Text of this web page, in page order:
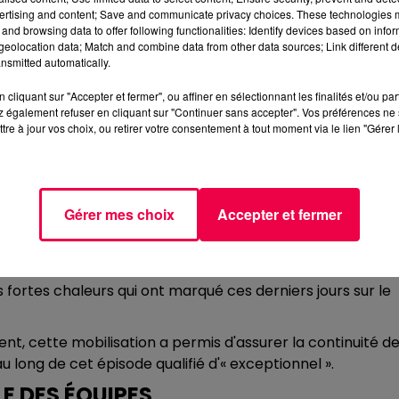
territoire de l'Ouest vosgien. L'établissement a
mis en place pendant l'épisode de canicule qui a
À LA CHALEUR
aux établissements de santé de réorganiser
face à un afflux de patients ou à une situation
chaleurs qui ont marqué ces derniers jours sur le
cette mobilisation a permis d'assurer la continuité
de cet épisode qualifié d'« exceptionnel ».
and content; Save and communicate privacy choices. These technologies
browsing data to offer following functionalities: Identify devices based on
data; Match and combine data from other data sources; Link different
automatically.
cliquant sur "Accepter et fermer", ou affiner en sélectionnant les finalités et/ou
également refuser en cliquant sur "Continuer sans accepter". Vos préférences
à jour vos choix, ou retirer votre consentement à tout moment via le lien
Gérer mes choix Accepter et fermer